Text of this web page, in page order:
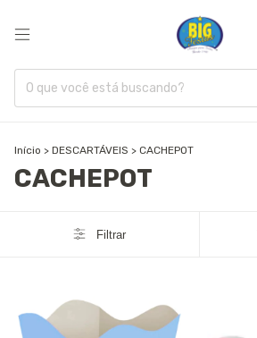
Início > DESCARTÁVEIS > CACHEPOT
CACHEPOT
Filtrar